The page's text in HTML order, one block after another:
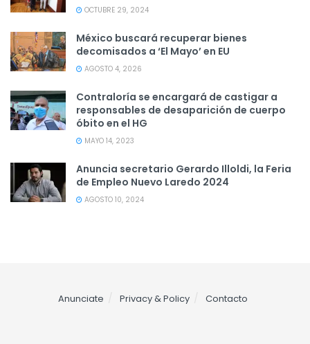
OCTUBRE 29, 2024
México buscará recuperar bienes
decomisados a ‘El Mayo’ en EU
AGOSTO 4, 2026
Contraloría se encargará de castigar a
responsables de desaparición de cuerpo
óbito en el HG
MAYO 14, 2023
Anuncia secretario Gerardo Illoldi, la Feria
de Empleo Nuevo Laredo 2024
AGOSTO 10, 2024
Anunciate Privacy & Policy Contacto